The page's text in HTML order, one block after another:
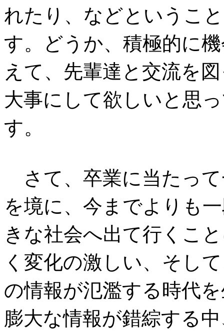
れたり、などというこ
す。どうか、積極的に
えて、先輩達と交流を
大事にして欲しいと思
す。
さて、卒業に当たっ
を境に、今までよりも
きな社会へ出て行くこ
く変化の激しい、そし
の情報が氾濫する時代
膨大な情報が錯綜する